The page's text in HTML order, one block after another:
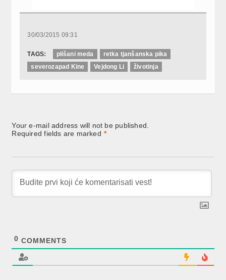
30/03/2015 09:31
TAGS: plišani meda
retka tjanšanska pika
severozapad Kine
Vejdong Li životinja
Your e-mail address will not be published.
Required fields are marked *
0 COMMENTS